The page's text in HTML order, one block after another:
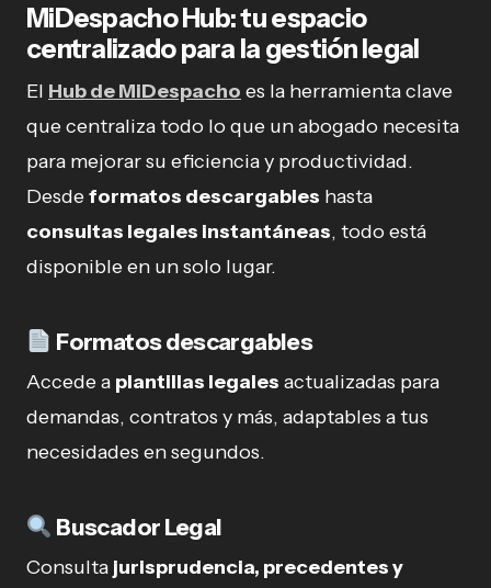
MiDespacho Hub: tu espacio
centralizado para la gestión legal
El Hub de MiDespacho es la herramienta clave
que centraliza todo lo que un abogado necesita
para mejorar su eficiencia y productividad.
Desdeformatos descargables hasta
consultas legales instantáneas, todo está
disponible en un solo lugar.
Formatos descargables
Accede a plantillas legales actualizadas para
demandas, contratos y más, adaptables a tus
necesidades en segundos.
Buscador Legal
Consulta jurisprudencia, precedentes y